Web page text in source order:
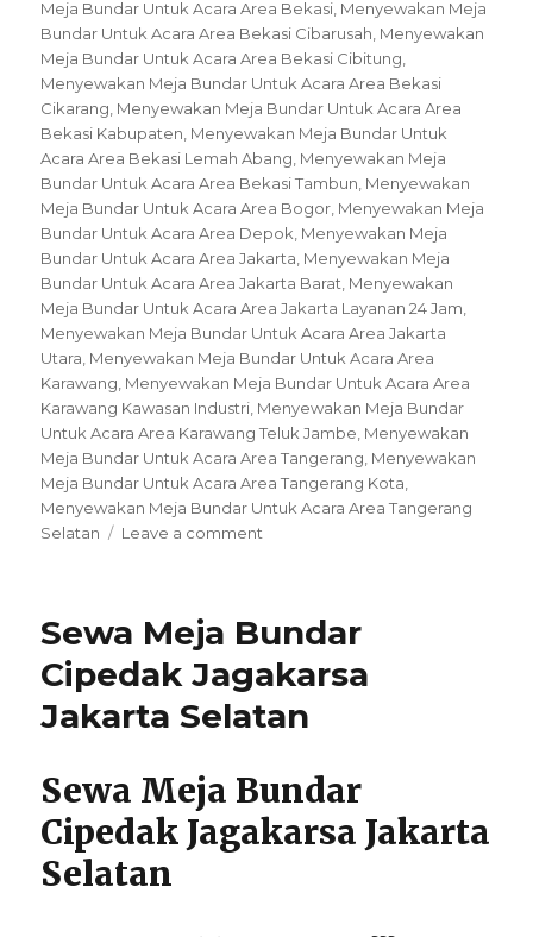
Meja Bundar Untuk Acara Area Bekasi Menyewakan Meja
Bundar Untuk Acara Area Bekasi Cibarusah Menyewakan
Meja Bundar Untuk Acara Area Bekasi Cibitung
Menyewakan Meja Bundar Untuk Acara Area Bekasi
Cikarang Menyewakan Meja Bundar Untuk Acara Area
Bekasi Kabupaten Menyewakan Meja Bundar Untuk
Acara Area Bekasi Lemah Abang Menyewakan Meja
Bundar Untuk Acara Area Bekasi Tambun Menyewakan
Meja Bundar Untuk Acara Area Bogor Menyewakan Meja
Bundar Untuk Acara Area Depok Menyewakan Meja
Bundar Untuk Acara Area Jakarta Menyewakan Meja
Bundar Untuk Acara Area Jakarta Barat Menyewakan
Meja Bundar Untuk Acara Area Jakarta Layanan 24 Jam
Menyewakan Meja Bundar Untuk Acara Area Jakarta
Utara Menyewakan Meja Bundar Untuk Acara Area
Karawang Menyewakan Meja Bundar Untuk Acara Area
Karawang Kawasan Industri Menyewakan Meja Bundar
Untuk Acara Area Karawang Teluk Jambe Menyewakan
Meja Bundar Untuk Acara Area Tangerang Menyewakan
Meja Bundar Untuk Acara Area Tangerang Kota
Menyewakan Meja Bundar Untuk Acara Area Tangerang
Selatan
Leave a comment
Untuk
Area
Jakarta
Sewa Meja Bundar
Cipedak Jagakarsa
Jakarta Selatan
Sewa Meja Bundar
Cipedak Jagakarsa Jakarta
Selatan